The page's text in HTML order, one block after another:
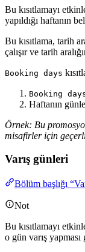
Bu kısıtlamayı
yapıldığı haftanın
Bu kısıtlama, tarih
çalışır ve tarih
Booking days
Booking
Haftanın
Örnek: Bu
misafirler için
Varış günleri
Bölüm başlığı
Not
Bu kısıtlamayı
o gün varış yapması